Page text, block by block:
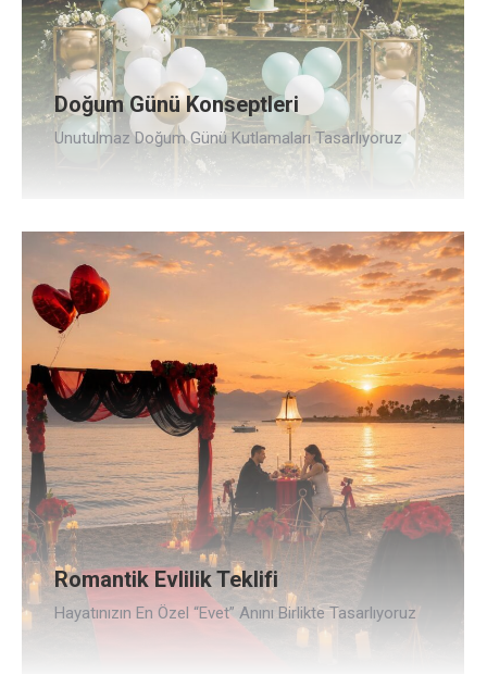
Doğum Günü Konseptleri
Unutulmaz Doğum Günü Kutlamaları Tasarlıyoruz
Romantik Evlilik Teklifi
Hayatınızın En Özel “Evet” Anını Birlikte Tasarlıyoruz